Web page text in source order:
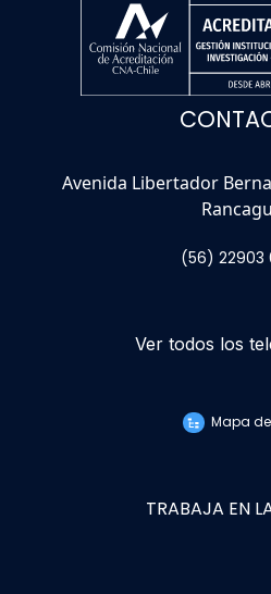
Avenida Libertador
(56) 22903
Ver todos los
Mapa
TRABAJA EN